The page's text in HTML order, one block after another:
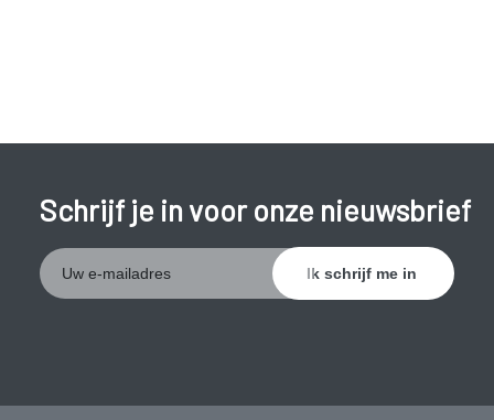
Schrijf je in voor onze nieuwsbrief